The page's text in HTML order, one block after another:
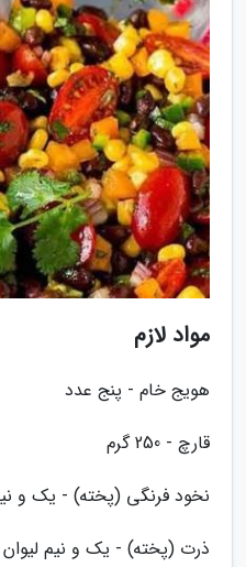
مواد لازم
هویج خام - پنج عدد
قارچ - 250 گرم
نخود فرنگی (پخته) - یک و
ذرت (پخته) - یک و نیم لیوان